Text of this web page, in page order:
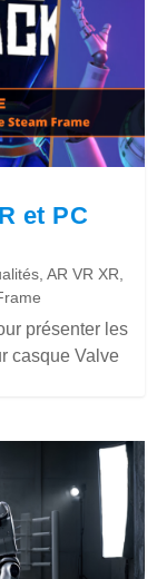
et PC
,AR VR XR
présenter les
casque Valve